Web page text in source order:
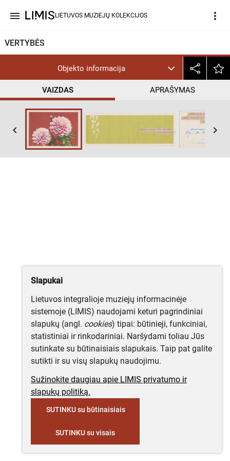
menu LIETUVOS MUZIEJŲ KOLEKCIJOS more_vert
VERTYBĖS
Objekto informacija
VAIZDAS APRAŠYMAS
keyboard_arrow_left keyboard_arrow_right
Slapukai
Lietuvos integralioje muziejų informacinėje
sistemoje (LIMIS) naudojami keturi pagrindiniai
slapukų (angl. cookies) tipai: būtinieji, funkciniai,
statistiniai ir rinkodariniai. Naršydami toliau Jūs
sutinkate su būtinaisiais slapukais. Taip pat galite
sutikti ir su visų slapukų naudojimu.
Sužinokite daugiau apie LIMIS privatumo ir
slapukų politiką.
SUTINKU su būtinaisiais
SUTINKU su visais